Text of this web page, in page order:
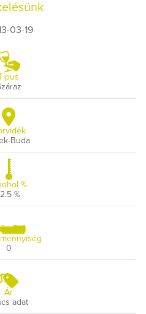
03-19
Buda
%
%
0
Ár
adat